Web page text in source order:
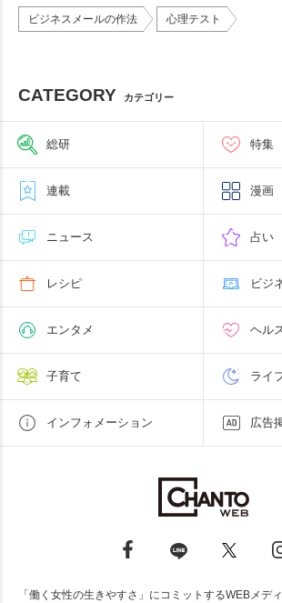
ビジネスメールの作法 心理テスト
CATEGORY カテゴリー
総研 特集
連載 漫画
ニュース 占い
レシピ ビジ
エンタメ ヘル
子育て ライ
インフォメーション 広告
「働く女性の生きやすさ」にコミットするWEBメデ